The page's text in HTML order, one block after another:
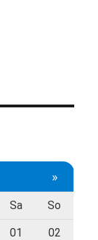
»
Sa So
01 02